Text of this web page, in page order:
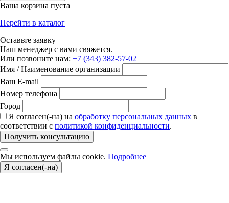
Ваша корзина пуста
Перейти в каталог
Оставьте заявку
Наш менеджер с вами свяжется.
Или позвоните нам: +7 (343) 382-57-02
Имя / Наименование организации
Ваш E-mail
Номер телефона
Город
Я согласен(-на) на обработку персональных данных в
соответствии с политикой конфиденциальности.
Получить консультацию
Мы используем файлы cookie. Подробнее
Я согласен(-на)